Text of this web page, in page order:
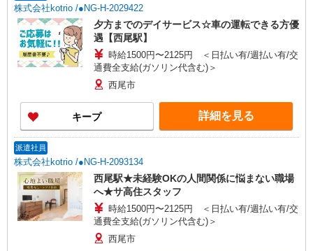
株式会社kotrio /●NG-H-2029422
夕方までのデイサービス☆車の運転できる方優
遇【西尾駅】
時給1500円〜2125円 ＜日払い有/週払い有/交
通費全支給(ガソリン代含む)＞
西尾市
キープ 詳細を見る
派遣社員
株式会社kotrio /●NG-H-2093134
西尾駅★未経験OKの人間関係に悩まない職場
へ★サ高住スタッフ
時給1500円〜2125円 ＜日払い有/週払い有/交
通費全支給(ガソリン代含む)＞
西尾市